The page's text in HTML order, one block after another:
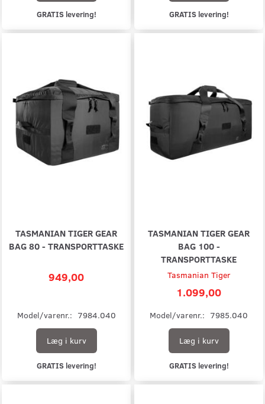
GRATIS levering! GRATIS levering!
TASMANIAN TIGER GEAR
BAG 80 - TRANSPORTTASKE
949,00
Model/varenr.: 7984.040
Læg i kurv
GRATIS levering!
TASMANIAN TIGER GEAR
BAG 100 -
TRANSPORTTASKE
Tasmanian Tiger
1.099,00
Model/varenr.: 7985.040
Læg i kurv
GRATIS levering!